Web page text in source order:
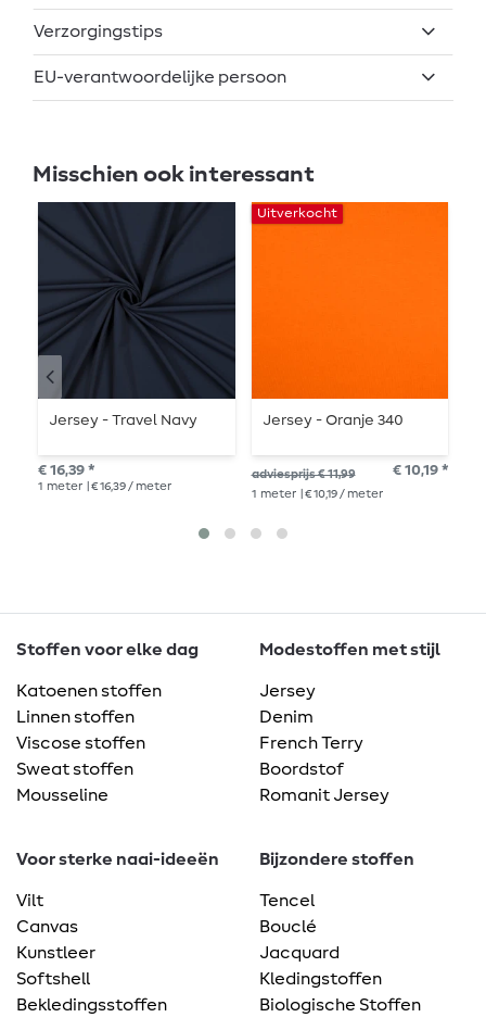
Verzorgingstips
EU-verantwoordelijke persoon
Misschien ook interessant
Jersey - Travel Navy
€ 16,39 *
1 meter | € 16,39 / meter
Uitverkocht
Jersey - Oranje 340
adviesprijs € 11,99 € 10,19 *
1 meter | € 10,19 / meter
Stoffen voor elke dag
Katoenen stoffen
Linnen stoffen
Viscose stoffen
Sweat stoffen
Mousseline
Modestoffen met stijl
Jersey
Denim
French Terry
Boordstof
Romanit Jersey
Voor sterke naai-ideeën
Vilt
Canvas
Kunstleer
Softshell
Bekledingsstoffen
Bijzondere stoffen
Tencel
Bouclé
Jacquard
Kledingstoffen
Biologische Stoffen